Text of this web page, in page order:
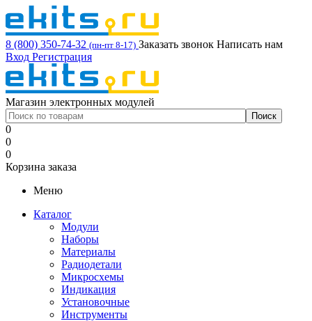
8 (800) 350-74-32 (пн-пт 8-17) Заказать звонок Написать нам
Вход Регистрация
Магазин электронных модулей
0
0
0
Корзина заказа
Меню
Каталог
Модули
Наборы
Материалы
Радиодетали
Микросхемы
Индикация
Установочные
Инструменты